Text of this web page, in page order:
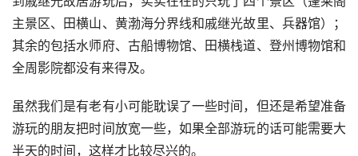
主景区、田横山、黄渤海分界线和戚继光故里、兵器馆）；
其余的包括水师府、古船博物馆、田横栈道、登州博物馆和
全周影院都没有来得及。
虽然我们是有老有小可能耽误了一些时间，但还是希望准备
游玩的朋友把时间放宽一些，如果全部游玩的话可能需要大
半天的时间，这样才比较尽兴的。